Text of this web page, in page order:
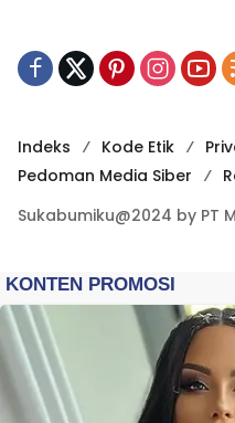
Indeks Kode Etik
Pedoman Media Siber
Sukabumiku@2024 by PT